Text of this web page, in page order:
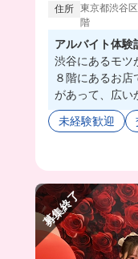
住所 東京都渋谷
階
アルバイト体験
渋谷にあるモツ
８階にあるお
があって、広い
スタッフさんも
までくれたの
友達や家族も
未経験歓迎
募集終了